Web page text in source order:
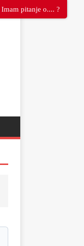
Imam pitanje o.... ?